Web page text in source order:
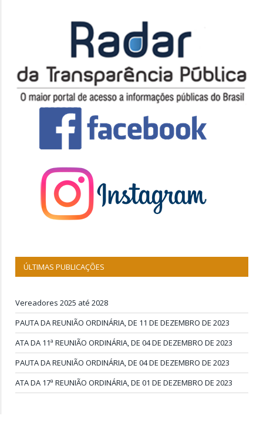
ÚLTIMAS PUBLICAÇÕES
Vereadores 2025 até 2028
PAUTA DA REUNIÃO ORDINÁRIA, DE 11 DE DEZEMBRO DE 2023
ATA DA 11ª REUNIÃO ORDINÁRIA, DE 04 DE DEZEMBRO DE 2023
PAUTA DA REUNIÃO ORDINÁRIA, DE 04 DE DEZEMBRO DE 2023
ATA DA 17ª REUNIÃO ORDINÁRIA, DE 01 DE DEZEMBRO DE 2023